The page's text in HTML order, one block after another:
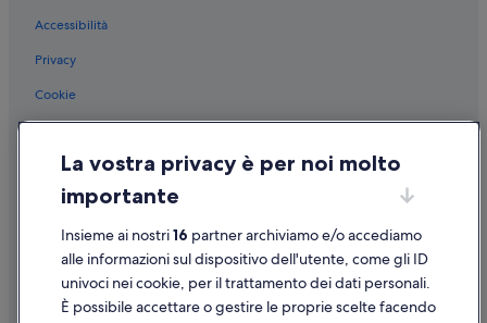
Piemonte: Appartamenti
Piemonte: Residence
Centro storico: hotel a 4 stelle
Centro storico: hotel Independent
Centro storico: Accor Hotels
Accessibilità
Privacy
Cookie
Informazioni legali/Contatti
Linee guida sui contenuti e segnalazione dei contenuti
Supporto
Assistenza clienti
La vostra privacy è per noi molto
importante
Insieme ai nostri16 partner archiviamo e/o accediamo
alle informazioni sul dispositivo dell'utente, come gli ID
univoci nei cookie, per il trattamento dei dati personali.
È possibile accettare o gestire le proprie scelte facendo